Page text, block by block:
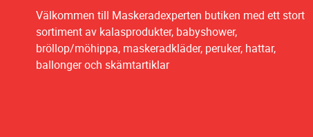
Välkommen till Maskeradexperten butiken med ett stort
sortiment av kalasprodukter, babyshower,
bröllop/möhippa, maskeradkläder, peruker, hattar,
ballonger och skämtartiklar